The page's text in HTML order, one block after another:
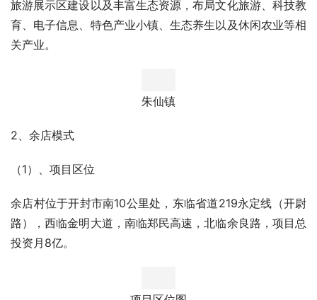
旅游展示区建设以及丰富生态资源，布局文化旅游、科技教
育、电子信息、特色产业小镇、生态养生以及休闲农业等相
关产业。